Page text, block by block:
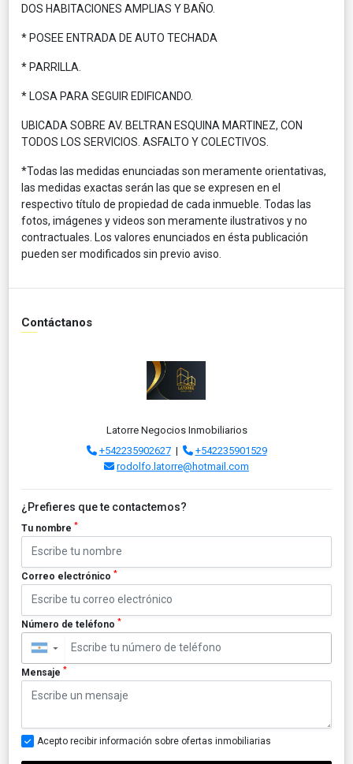
DOS HABITACIONES AMPLIAS Y BAÑO.
* POSEE ENTRADA DE AUTO TECHADA
* PARRILLA.
* LOSA PARA SEGUIR EDIFICANDO.
UBICADA SOBRE AV. BELTRAN ESQUINA MARTINEZ, CON
TODOS LOS SERVICIOS. ASFALTO Y COLECTIVOS.
*Todas las medidas enunciadas son meramente orientativas,
las medidas exactas serán las que se expresen en el
respectivo título de propiedad de cada inmueble. Todas las
fotos, imágenes y videos son meramente ilustrativos y no
contractuales. Los valores enunciados en ésta publicación
pueden ser modificados sin previo aviso.
Contáctanos
Latorre Negocios Inmobiliarios
+542235902627|
+542235901529
rodolfo.latorre@hotmail.com
¿Prefieres que te contactemos?
Tu nombre *
Correo electrónico *
Número de teléfono *
▼
Mensaje *
Acepto recibir información sobre ofertas inmobiliarias